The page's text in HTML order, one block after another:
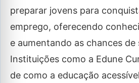
preparar jovens para
emprego, oferecendo
e aumentando as chances de
Instituições como a Edune
de como a educação